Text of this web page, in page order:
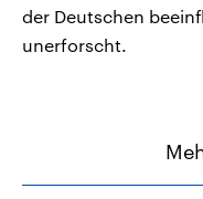
der Deutschen
unerforscht.